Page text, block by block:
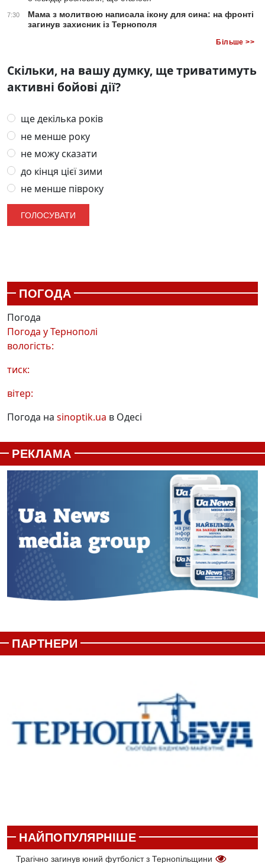
7:30
Мама з молитвою написала ікону для сина: на фронті
загинув захисник із Тернополя
Більше >>
Скільки, на вашу думку, ще триватимуть
активні бойові дії?
ще декілька років
не менше року
не можу сказати
до кінця цієї зими
не менше півроку
ПОГОДА
Погода
Погода уТернополі
вологість:
тиск:
вітер:
Погода на sinoptik.ua в Одесі
РЕКЛАМА
ПАРТНЕРИ
НАЙПОПУЛЯРНІШЕ
Трагічно загинув юний футболіст з Тернопільщини